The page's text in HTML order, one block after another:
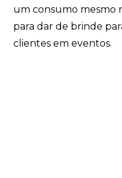
um consumo mesmo
para dar de brinde
clientes em eventos.